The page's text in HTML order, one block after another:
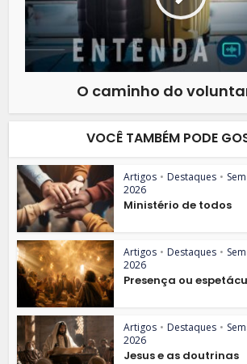
O caminho do
VOCÊ TAMBÉM PODE
Artigos • Destaques •
2026
Ministério de todos
Artigos • Destaques •
2026
Presença ou
Artigos • Destaques •
2026
Jesus e as doutrinas